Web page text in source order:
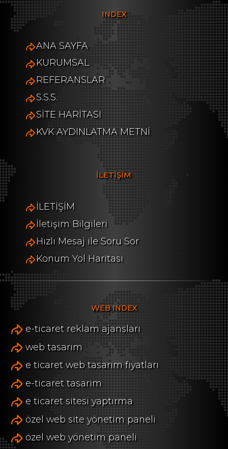
INDEX
ANA SAYFA
KURUMSAL
REFERANSLAR
S.S.S.
SİTE HARİTASI
KVK AYDINLATMA METNİ
İLETİŞİM
İLETİŞİM
İletişim Bilgileri
Hızlı Mesaj ile Soru Sor
Konum Yol Haritası
WEB INDEX
e-ticaret reklam ajansları
web tasarım
e ticaret web tasarım fiyatları
e-ticaret tasarım
e ticaret sitesi yaptırma
özel web site yönetim paneli
özel web yönetim paneli